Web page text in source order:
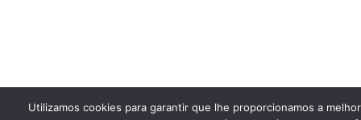
Utilizamos cookies para garantir que lhe proporcionamos a